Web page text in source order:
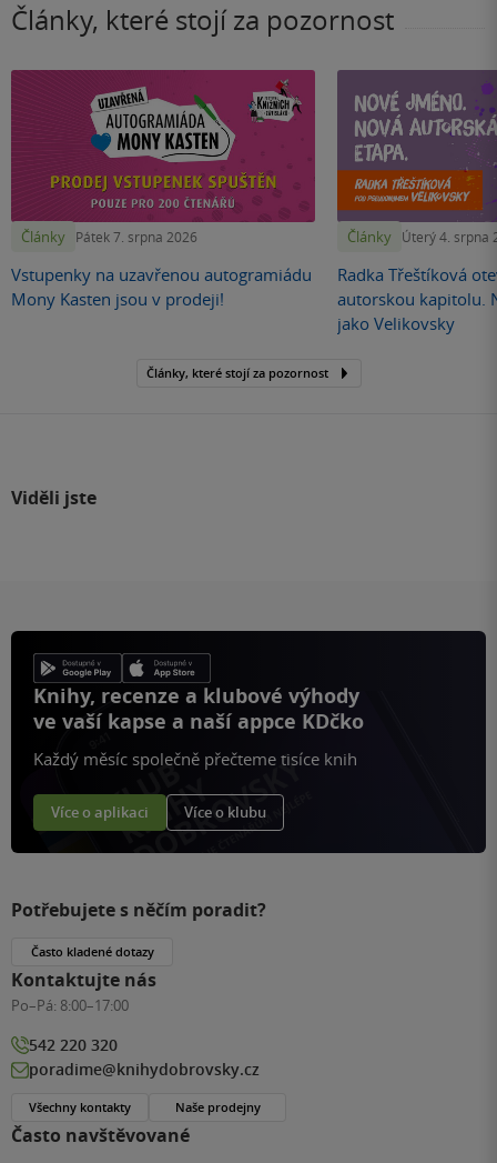
Články, které stojí za pozornost
Články Pátek 7. srpna 2026
Vstupenky na uzavřenou autogramiádu
Mony Kasten jsou v prodeji!
Články Úterý 4. srpna
Radka Třeštíková
autorskou kapitolu.
jako Velikovsky
Články, které stojí za pozornost
Viděli jste
Knihy, recenze a klubové výhody
ve vaší kapse a naší appce KDčko
Každý měsíc společně přečteme tisíce knih
Více o aplikaci Více o klubu
Často navštěvované
Potřebujete s něčím poradit?
Často kladené dotazy
Kontaktujte nás
Po–Pá: 8:00–17:00
542 220 320
poradime@knihydobrovsky.cz
Všechny kontakty Naše prodejny